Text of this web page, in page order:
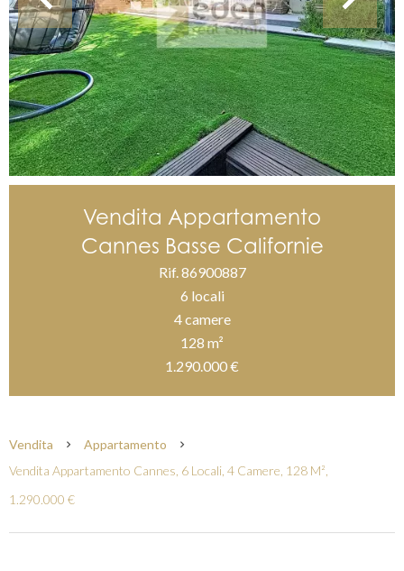
Vendita Appartamento
Cannes Basse Californie
Rif. 86900887
6 locali
4 camere
128 m²
1.290.000 €
Vendita
Appartamento
Vendita Appartamento Cannes, 6 Locali, 4 Camere, 128 M²,
1.290.000 €